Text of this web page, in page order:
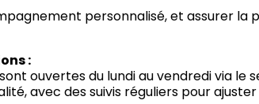
personnalisé, et assurer la
:
ouvertes du lundi au vendredi via
avec des suivis réguliers pour